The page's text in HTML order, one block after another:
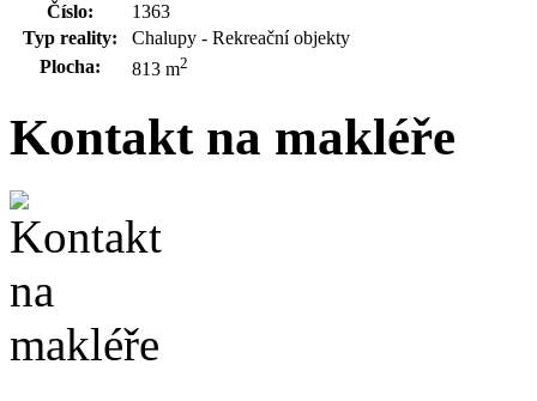
Číslo:
1363
Typ reality:
Chalupy - Rekreační objekty
Plocha:
813 m2
Kontakt na makléře